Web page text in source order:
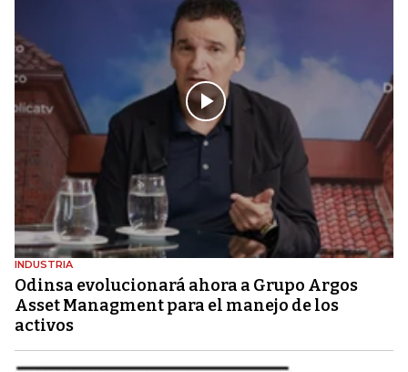
INDUSTRIA
Odinsa evolucionará ahora a Grupo Argos
Asset Managment para el manejo de los
activos